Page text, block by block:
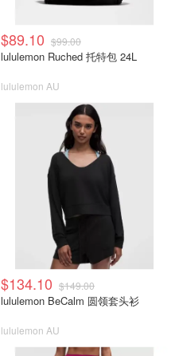
$89.10 $99.00
lululemon Ruched 托特包 24L
lululemon AU
$134.10 $149.00
lululemon BeCalm 圆领套头衫
lululemon AU